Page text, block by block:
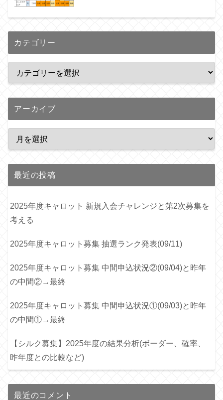
カテゴリー
アーカイブ
最近の投稿
2025年度キャロット 新規入会チャレンジと第2次募集を
考える
2025年度キャロット募集 抽選ランク発表(09/11)
2025年度キャロット募集 中間申込状況②(09/04)と昨年
の中間②→最終
2025年度キャロット募集 中間申込状況①(09/03)と昨年
の中間①→最終
【シルク募集】2025年度の結果分析(ボーダー、確率、
昨年度との比較など)
最近のコメント